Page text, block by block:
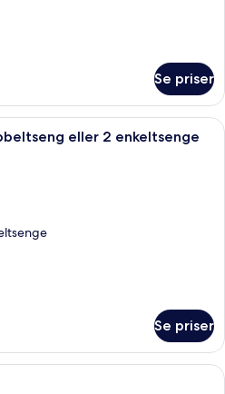
Se priser
Et hotelværelse med en seng, to
eller 2 enkeltsenge
Se priser
Spiseområde med et træbord og